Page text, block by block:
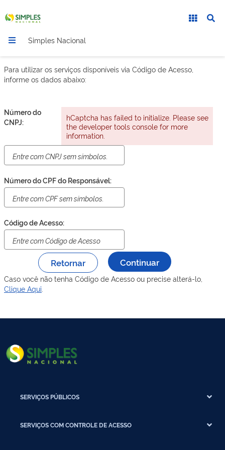
Simples Nacional
Para utilizar os serviços disponíveis via Código de Acesso,
informe os dados abaixo:
hCaptcha has failed to initialize. Please see
the developer tools console for more
information.
Número do
CNPJ:
Número do CPF do Responsável:
Código de Acesso:
Retornar
Caso você não tenha Código de Acesso ou precise alterá-lo,
Clique Aqui
SERVIÇOS PÚBLICOS
SERVIÇOS COM CONTROLE DE ACESSO